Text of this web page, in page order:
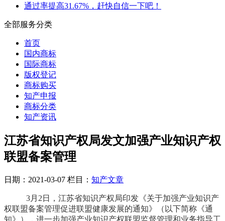
通过率提高31.67%，赶快自信一下吧！
全部服务分类
首页
国内商标
国际商标
版权登记
商标购买
知产申报
商标分类
知产资讯
江苏省知识产权局发文加强产业知识产权
联盟备案管理
日期：2021-03-07 栏目： 知产文章
3月2日，江苏省知识产权局印发《关于加强产业知识产
权联盟备案管理促进联盟健康发展的通知》（以下简称《通
知》），进一步加强产业知识产权联盟监督管理和业务指导工